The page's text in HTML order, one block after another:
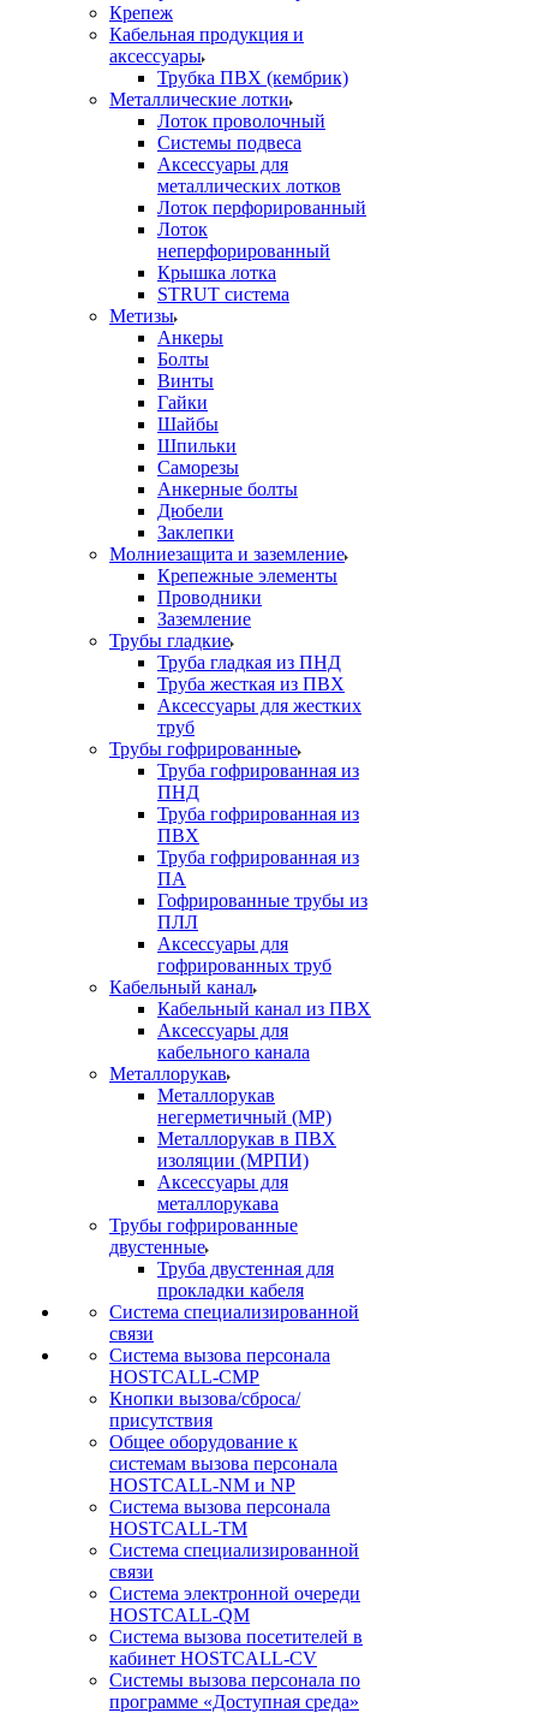
Крепеж
Кабельная продукция и
аксессуары
Трубка ПВХ (кембрик)
Металлические лотки
Лоток проволочный
Системы подвеса
Аксессуары для
металлических лотков
Лоток перфорированный
Лоток
неперфорированный
Крышка лотка
STRUT система
Метизы
Анкеры
Болты
Винты
Гайки
Шайбы
Шпильки
Саморезы
Анкерные болты
Дюбели
Заклепки
Молниезащита и заземление
Крепежные элементы
Проводники
Заземление
Трубы гладкие
Труба гладкая из ПНД
Труба жесткая из ПВХ
Аксессуары для жестких
труб
Трубы гофрированные
Труба гофрированная из
ПНД
Труба гофрированная из
ПВХ
Труба гофрированная из
ПА
Гофрированные трубы из
ПЛЛ
Аксессуары для
гофрированных труб
Кабельный канал
Кабельный канал из ПВХ
Аксессуары для
кабельного канала
Металлорукав
Металлорукав
негерметичный (МР)
Металлорукав в ПВХ
изоляции (МРПИ)
Аксессуары для
металлорукава
Трубы гофрированные
двустенные
Труба двустенная для
прокладки кабеля
Система специализированной
связи
Cистема вызова персонала
HOSTCALL-CMP
Кнопки вызова/сброса/
присутствия
Общее оборудование к
системам вызова персонала
HOSTCALL-NM и NP
Система вызова персонала
HOSTCALL-TM
Система специализированной
связи
Система электронной очереди
HOSTCALL-QM
Cистема вызова посетителей в
кабинет HOSTCALL-CV
Системы вызова персонала по
программе «Доступная среда»